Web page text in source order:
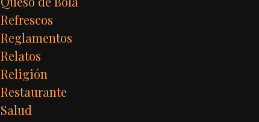
Refrescos
Reglamentos
Relatos
Religión
Restaurante
Salud